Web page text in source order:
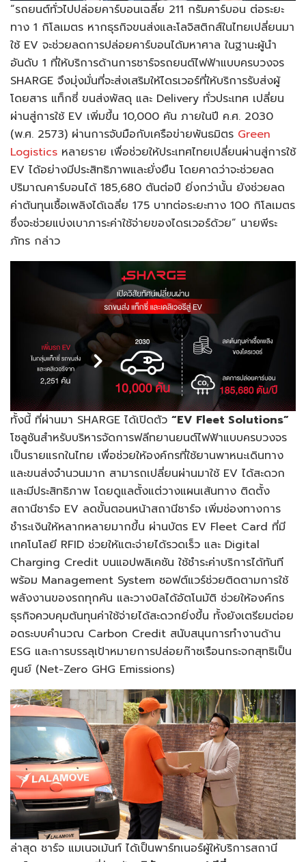
“รถยนต์ทั่วไปปล่อยคาร์บอนเฉลี่ย 211 กรัมคาร์บอน ต่อระยะ
ทาง 1 กิโลเมตร หากธุรกิจขนส่งและโลจิสติกส์ในไทยเปลี่ยนมา
ใช้ EV จะช่วยลดการปล่อยคาร์บอนได้มหาศาล ในฐานะผู้นำ
อันดับ 1 ที่ให้บริการด้านการชาร์จรถยนต์ไฟฟ้าแบบครบวงจร
SHARGE จึงมุ่งมั่นที่จะส่งเสริมให้ไดรเวอร์ที่ให้บริการรับส่งผู้
โดยสาร แท็กซี่ ขนส่งพัสดุ และ Delivery ทั่วประเทศ เปลี่ยน
ผ่านสู่การใช้ EV เพิ่มขึ้น 10,000 คัน ภายในปี ค.ศ. 2030
(พ.ศ. 2573) ผ่านการจับมือกับเครือข่ายพันธมิตร Green
Logistics หลายราย เพื่อช่วยให้ประเทศไทยเปลี่ยนผ่านสู่การใช้
EV ได้อย่างมีประสิทธิภาพและยั่งยืน โดยคาดว่าจะช่วยลด
ปริมาณคาร์บอนได้ 185,680 ตันต่อปี ยิ่งกว่านั้น ยังช่วยลด
ค่าต้นทุนเชื้อเพลิงได้เฉลี่ย 175 บาทต่อระยะทาง 100 กิโลเมตร
ซึ่งจะช่วยแบ่งเบาภาระค่าใช้จ่ายของไดรเวอร์ด้วย” นายพีระ
ภัทร กล่าว
ทั้งนี้ ที่ผ่านมา SHARGE ได้เปิดตัว “EV Fleet Solutions”
โซลูชันสำหรับบริหารจัดการฟลีทยานยนต์ไฟฟ้าแบบครบวงจร
เป็นรายแรกในไทย เพื่อช่วยให้องค์กรที่ใช้ยานพาหนะเดินทาง
และขนส่งจำนวนมาก สามารถเปลี่ยนผ่านมาใช้ EV ได้สะดวก
และมีประสิทธิภาพ โดยดูแลตั้งแต่วางแผนเส้นทาง ติดตั้ง
สถานีชาร์จ EV ลดขั้นตอนหน้าสถานีชาร์จ เพิ่มช่องทางการ
ชำระเงินให้หลากหลายมากขึ้น ผ่านบัตร EV Fleet Card ที่มี
เทคโนโลยี RFID ช่วยให้แตะจ่ายได้รวดเร็ว และ Digital
Charging Credit บนแอปพลิเคชัน ใช้ชำระค่าบริการได้ทันที
พร้อม Management System ซอฟต์แวร์ช่วยติดตามการใช้
พลังงานของรถทุกคัน และวางบิลได้อัตโนมัติ ช่วยให้องค์กร
ธุรกิจควบคุมต้นทุนค่าใช้จ่ายได้สะดวกยิ่งขึ้น ทั้งยังเตรียมต่อย
อดระบบคำนวณ Carbon Credit สนับสนุนการทำงานด้าน
ESG และการบรรลุเป้าหมายการปล่อยก๊าซเรือนกระจกสุทธิเป็น
ศูนย์ (Net-Zero GHG Emissions)
ล่าสุด ชาร์จ แมเนจเม้นท์ ได้เป็นพาร์ทเนอร์ผู้ให้บริการสถานี